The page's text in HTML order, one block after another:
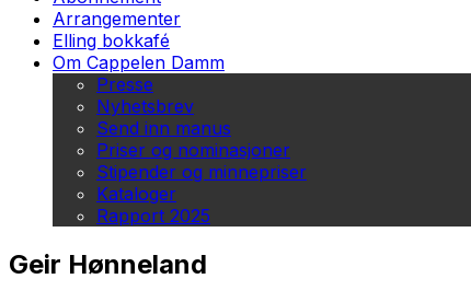
Arrangementer
Elling bokkafé
Om Cappelen Damm
Presse
Nyhetsbrev
Send inn manus
Priser og nominasjoner
Stipender og minnepriser
Kataloger
Rapport 2025
Geir Hønneland